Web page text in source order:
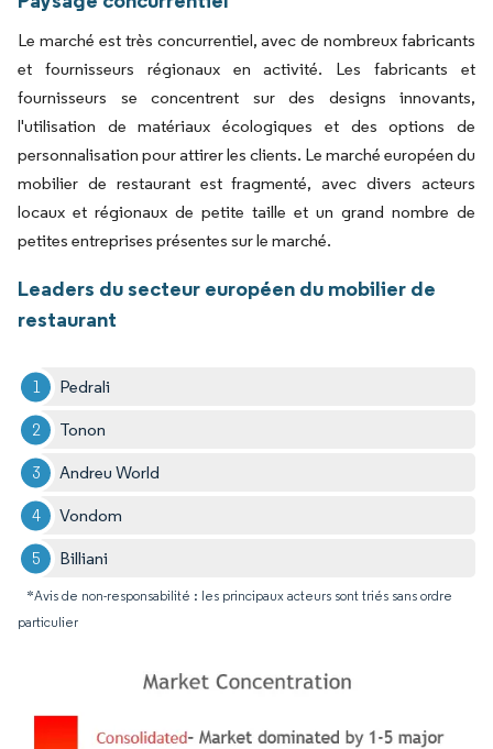
Le marché est très concurrentiel, avec de nombreux fabricants
et fournisseurs régionaux en activité. Les fabricants et
fournisseurs se concentrent sur des designs innovants,
l'utilisation de matériaux écologiques et des options de
personnalisation pour attirer les clients. Le marché européen du
mobilier de restaurant est fragmenté, avec divers acteurs
locaux et régionaux de petite taille et un grand nombre de
petites entreprises présentes sur le marché.
Leaders du secteur européen du mobilier de
restaurant
Pedrali
Tonon
Andreu World
Vondom
Billiani
*Avis de non-responsabilité : les principaux acteurs sont triés sans ordre
particulier